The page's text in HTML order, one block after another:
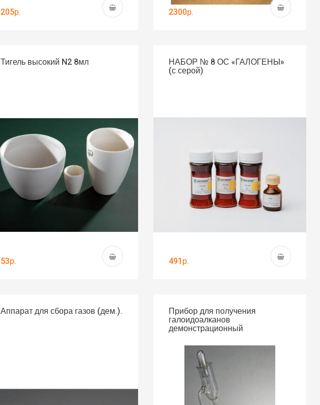
205р. 2300р.
Тигель высокий N2 8мл
53р.
НАБОР № 8 ОС «ГАЛОГЕНЫ»
(с серой)
491р.
Аппарат для сбора газов (дем.). Прибор для получения
галоидоалканов
демонстрационный